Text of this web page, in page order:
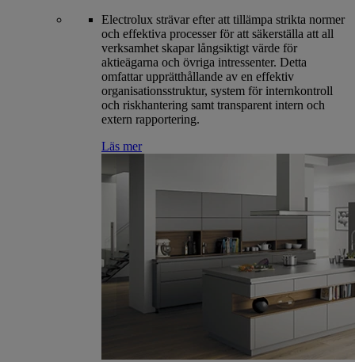
Electrolux strävar efter att tillämpa strikta normer
och effektiva processer för att säkerställa att all
verksamhet skapar långsiktigt värde för
aktieägarna och övriga intressenter. Detta
omfattar upprätthållande av en effektiv
organisationsstruktur, system för internkontroll
och riskhantering samt transparent intern och
extern rapportering.
Läs mer